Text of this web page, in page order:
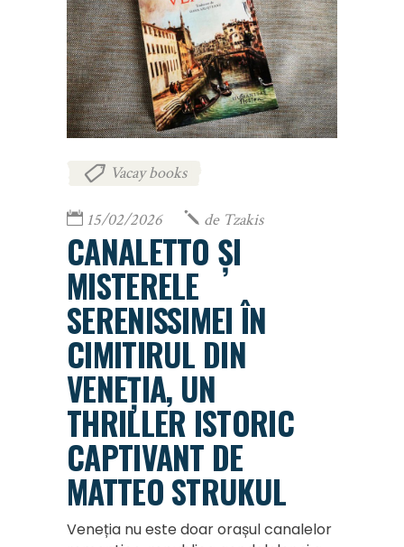
Vacay books
15/02/2026 de Tzakis
CANALETTO ȘI
MISTERELE
SERENISSIMEI ÎN
CIMITIRUL DIN
VENEȚIA, UN
THRILLER ISTORIC
CAPTIVANT DE
MATTEO STRUKUL
Veneția nu este doar orașul canalelor